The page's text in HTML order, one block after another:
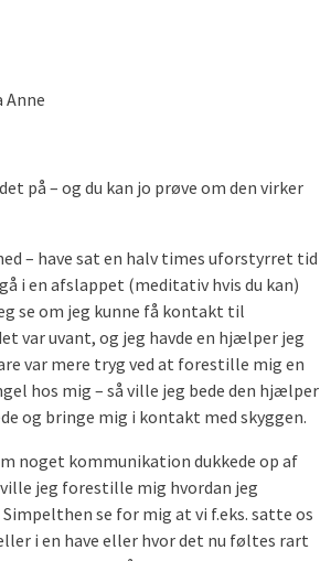
Anne
på – og du kan jo prøve om den virker
– have sat en halv times uforstyrret tid
i en afslappet (meditativ hvis du kan)
se om jeg kunne få kontakt til
var uvant, og jeg havde en hjælper jeg
var mere tryg ved at forestille mig en
hos mig – så ville jeg bede den hjælper
og bringe mig i kontakt med skyggen.
noget kommunikation dukkede op af
ville jeg forestille mig hvordan jeg
se for mig at vi f.eks. satte os
i en have eller hvor det nu føltes rart